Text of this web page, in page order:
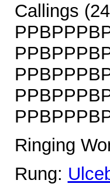
Callings
Ringing
Rung: